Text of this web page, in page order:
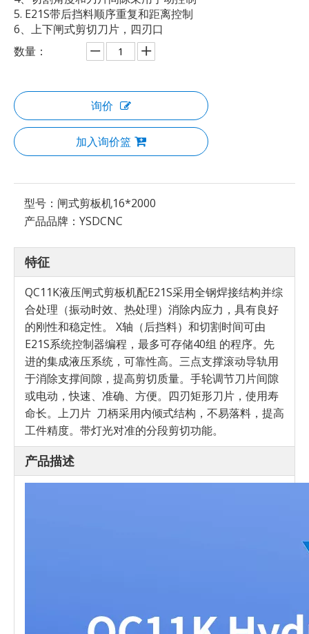
5. E21S带后挡料顺序重复和距离控制
6、上下闸式剪切刀片，四刃口
数量：
询价
加入询价篮
型号： 闸式剪板机16*2000
产品品牌： YSDCNC
特征
QC11K液压闸式剪板机配E21S采用全钢焊接结构并综
合处理（振动时效、热处理）消除内应力，具有良好
的刚性和稳定性。 X轴（后挡料）和切割时间可由
E21S系统控制器编程，最多可存储40组 的程序。先
进的集成液压系统，可靠性高。三点支撑滚动导轨用
于消除支撑间隙，提高剪切质量。手轮调节刀片间隙
或电动，快速、准确、方便。四刃矩形刀片，使用寿
命长。上刀片 刀柄采用内倾式结构，不易落料，提高
工件精度。带灯光对准的分段剪切功能。
产品描述